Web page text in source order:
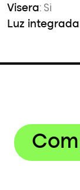
Visera: Si
Luz integrada